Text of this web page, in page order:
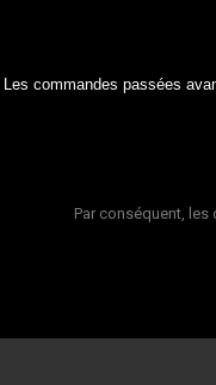
Les commandes passées
Par conséquent,